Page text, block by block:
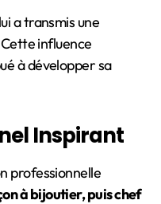
a transmis une
influence
à développer sa
Inspirant
professionnelle
à bijoutier, puis chef